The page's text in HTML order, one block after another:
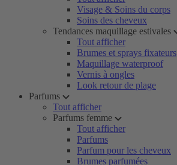
Visage & Soins du corps
Soins des cheveux
Tendances maquillage estivales
Tout afficher
Brumes et sprays fixateurs
Maquillage waterproof
Vernis à ongles
Look retour de plage
Parfums
Tout afficher
Parfums femme
Tout afficher
Parfums
Parfum pour les cheveux
Brumes parfumées